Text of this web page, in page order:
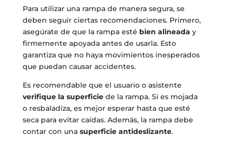
Para utilizar una rampa de manera segura, se
deben seguir ciertas recomendaciones. Primero,
asegúrate de que la rampa esté bien alineada y
firmemente apoyada antes de usarla. Esto
garantiza que no haya movimientos inesperados
que puedan causar accidentes.
Es recomendable que el usuario o asistente
verifique la superficiede la rampa. Si es mojada
o resbaladiza, es mejor esperar hasta que esté
seca para evitar caídas. Además, la rampa debe
contar con una superficie antideslizante.